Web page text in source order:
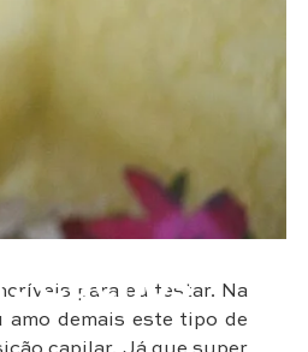
Cachos
para eu testar. Na
amo demais este tipo de